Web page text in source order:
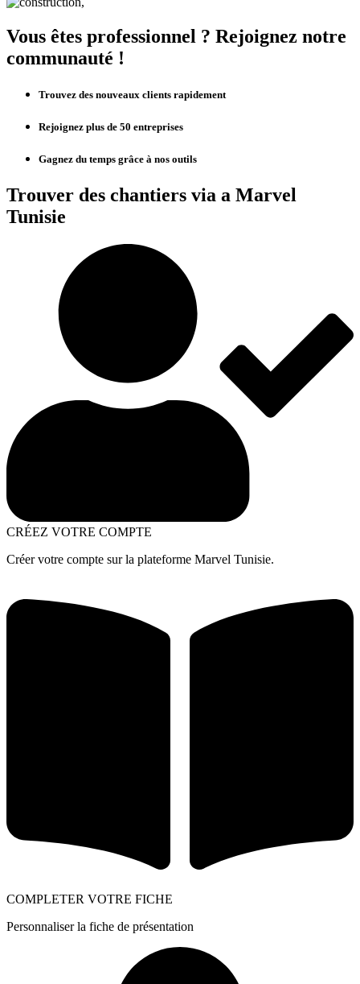
Vous êtes professionnel ? Rejoignez notre
communauté !
Trouvez des nouveaux clients rapidement
Rejoignez plus de 50 entreprises
Gagnez du temps grâce à nos outils
Trouver des chantiers via a Marvel
Tunisie
CRÉEZ VOTRE COMPTE
Créer votre compte sur la plateforme Marvel Tunisie.
COMPLETER VOTRE FICHE
Personnaliser la fiche de présentation